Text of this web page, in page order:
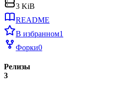
3 KiB
README
В избранном1
Форки0
Релизы
3